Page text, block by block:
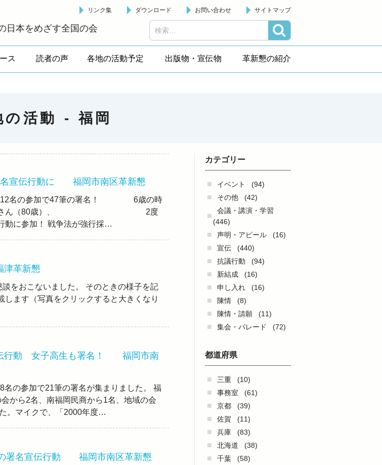
日本をめざす全国の会
リンク集 ダウンロード お問い合わせ サイトマップ
ス 読者の声 各地の活動予定 出版物・宣伝物 革新懇の紹介
の活動 -福岡
名宣伝行動に 福岡市南区革新懇
12名の参加で47筆の署名！ 6歳の時
した村垣さん（80歳）、 2度
動に参加！ 戦争法が強行採…
革新懇
をおこないました。 そのときの様子を記
します（写真をクリックすると大きくなり
伝行動 女子高生も署名！ 福岡市南
の参加で21筆の署名が集まりました。 福
から2名、南福岡民商から1名、地域の会
。マイクで、「2000年度…
署名宣伝行動 福岡市南区革新懇
カテゴリー
イベント
(94)
その他
(42)
会議・講演・学習
(446)
声明・アピール
(16)
宣伝
(440)
抗議行動
(94)
新結成
(16)
申し入れ
(16)
陳情
(8)
陳情・請願
(11)
集会・パレード
(72)
都道府県
三重
(10)
事務室
(61)
京都
(39)
佐賀
(11)
兵庫
(83)
北海道
(38)
千葉
(58)